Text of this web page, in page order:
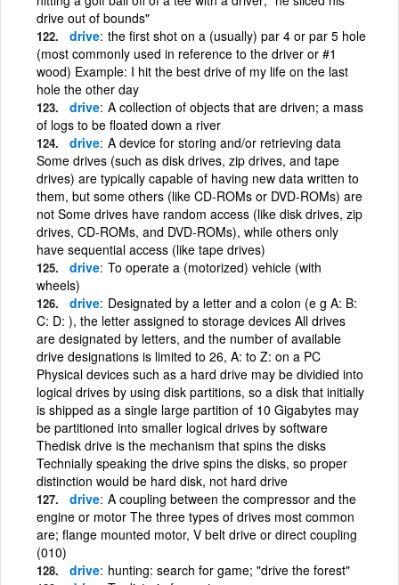
drive out of bounds"
drive the first shot on a (usually) par 4 or par 5 hole
(most commonly used in reference to the driver or #1
wood) Example: I hit the best drive of my life on the last
hole the other day
drive A collection of objects that are driven; a mass
of logs to be floated down a river
drive A device for storing and/or retrieving data
Some drives (such as disk drives, zip drives, and tape
drives) are typically capable of having new data written to
them, but some others (like CD-ROMs or DVD-ROMs) are
not Some drives have random access (like disk drives, zip
drives, CD-ROMs, and DVD-ROMs), while others only
have sequential access (like tape drives)
drive To operate a (motorized) vehicle (with
wheels)
drive Designated by a letter and a colon (e g A: B:
C: D: ), the letter assigned to storage devices All drives
are designated by letters, and the number of available
drive designations is limited to 26, A: to Z: on a PC
Physical devices such as a hard drive may be dividied into
logical drives by using disk partitions, so a disk that initially
is shipped as a single large partition of 10 Gigabytes may
be partitioned into smaller logical drives by software
Thedisk drive is the mechanism that spins the disks
Technially speaking the drive spins the disks, so proper
distinction would be hard disk, not hard drive
drive A coupling between the compressor and the
engine or motor The three types of drives most common
are; flange mounted motor, V belt drive or direct coupling
(010)
drive hunting: search for game; "drive the forest"